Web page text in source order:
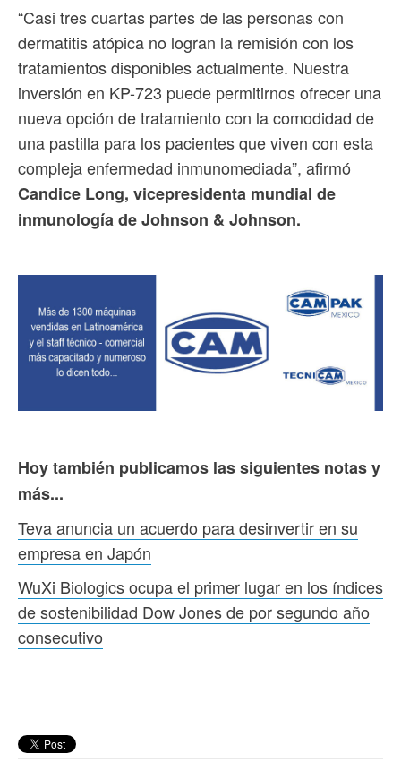
“Casi tres cuartas partes de las personas con
dermatitis atópica no logran la remisión con los
tratamientos disponibles actualmente. Nuestra
inversión en KP-723 puede permitirnos ofrecer una
nueva opción de tratamiento con la comodidad de
una pastilla para los pacientes que viven con esta
compleja enfermedad inmunomediada”, afirmó
Candice Long, vicepresidenta mundial de
inmunología de Johnson & Johnson.
Hoy también publicamos las siguientes notas y
más...
Teva anuncia un acuerdo para desinvertir en su
empresa en Japón
WuXi Biologics ocupa el primer lugar en los índices
de sostenibilidad Dow Jones de por segundo año
consecutivo